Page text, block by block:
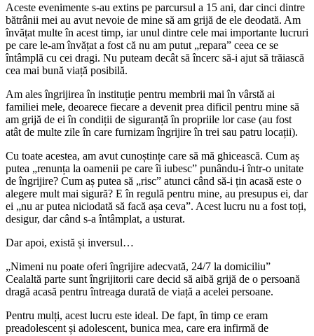
Aceste evenimente s-au extins pe parcursul a 15 ani, dar cinci dintre
bătrânii mei au avut nevoie de mine să am grijă de ele deodată. Am
învățat multe în acest timp, iar unul dintre cele mai importante lucruri
pe care le-am învățat a fost că nu am putut „repara” ceea ce se
întâmplă cu cei dragi. Nu puteam decât să încerc să-i ajut să trăiască
cea mai bună viață posibilă.
Am ales îngrijirea în instituție pentru membrii mai în vârstă ai
familiei mele, deoarece fiecare a devenit prea dificil pentru mine să
am grijă de ei în condiții de siguranță în propriile lor case (au fost
atât de multe zile în care furnizam îngrijire în trei sau patru locații).
Cu toate acestea, am avut cunoștințe care să mă ghicească. Cum aș
putea „renunța la oamenii pe care îi iubesc” punându-i într-o unitate
de îngrijire? Cum aș putea să „risc” atunci când să-i țin acasă este o
alegere mult mai sigură? E în regulă pentru mine, au presupus ei, dar
ei „nu ar putea niciodată să facă așa ceva”. Acest lucru nu a fost toți,
desigur, dar când s-a întâmplat, a usturat.
Dar apoi, există și inversul…
„Nimeni nu poate oferi îngrijire adecvată, 24/7 la domiciliu”
Cealaltă parte sunt îngrijitorii care decid să aibă grijă de o persoană
dragă acasă pentru întreaga durată de viață a acelei persoane.
Pentru mulți, acest lucru este ideal. De fapt, în timp ce eram
preadolescent și adolescent, bunica mea, care era infirmă de